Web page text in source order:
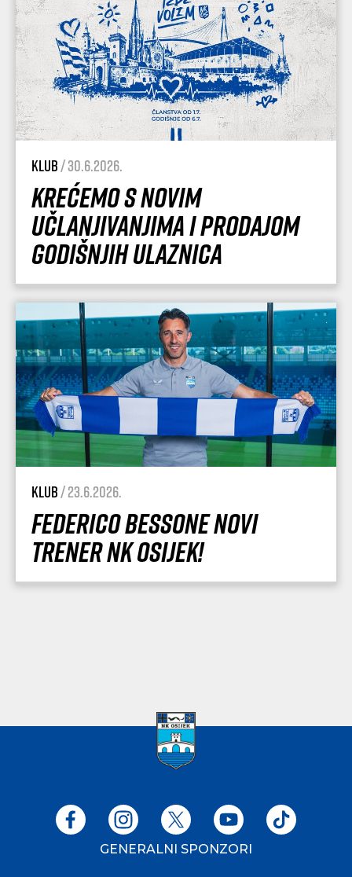
Klub/ 30.6.2026.
Krećemo s novim
učlanjivanjima i prodajom
godišnjih ulaznica
Klub/ 23.6.2026.
Federico Bessone novi
trener NK Osijek!
GENERALNI SPONZORI